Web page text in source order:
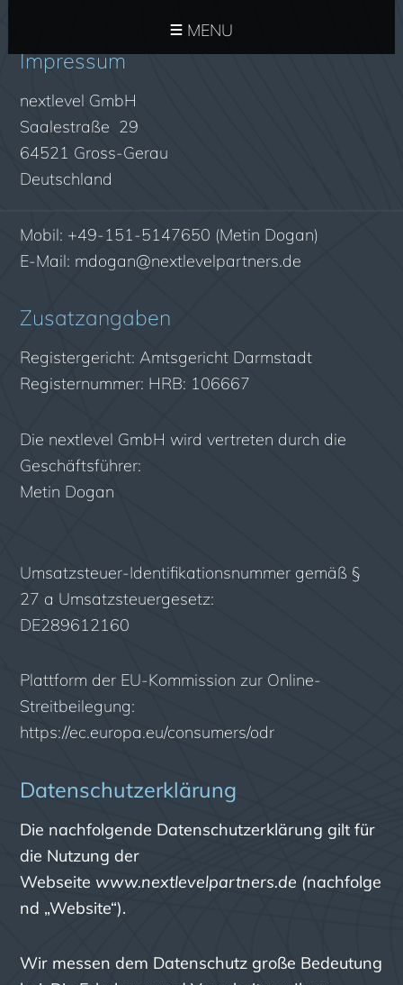
MENU
Impressum
nextlevel GmbH
Saalestraße 29
64521 Gross-Gerau
Deutschland
Mobil: +49-151-5147650 (Metin Dogan)
E-Mail: mdogan@nextlevelpartners.de
Zusatzangaben
Registergericht: Amtsgericht Darmstadt
Registernummer: HRB: 106667
Die nextlevel GmbH wird vertreten durch die
Geschäftsführer:
Metin Dogan
Umsatzsteuer-Identifikationsnummer gemäß §
27 a Umsatzsteuergesetz:
DE289612160
Plattform der EU-Kommission zur Online-
Streitbeilegung:
https://ec.europa.eu/consumers/odr
Datenschutzerklärung
Die nachfolgende Datenschutzerklärung gilt für
die Nutzung der
Webseite www.nextlevelpartners.de (nachfolge
nd „Website“).
Wir messen dem Datenschutz große Bedeutung